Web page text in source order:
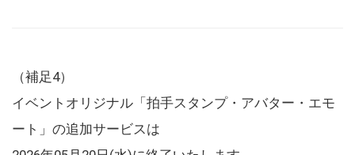
（補足4）
イベントオリジナル「拍手スタンプ・アバター・エモ
ート」の追加サービスは